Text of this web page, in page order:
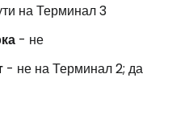
на Терминал 3
- не
- не на Терминал 2; да